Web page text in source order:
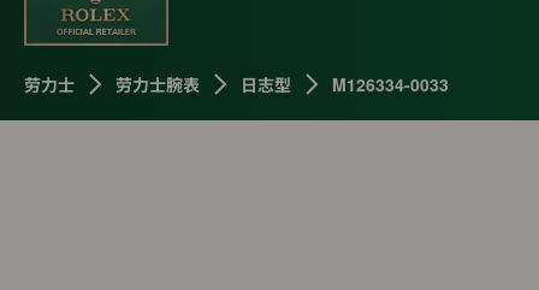
劳力士 劳力士腕表 日志型 M126334-0033